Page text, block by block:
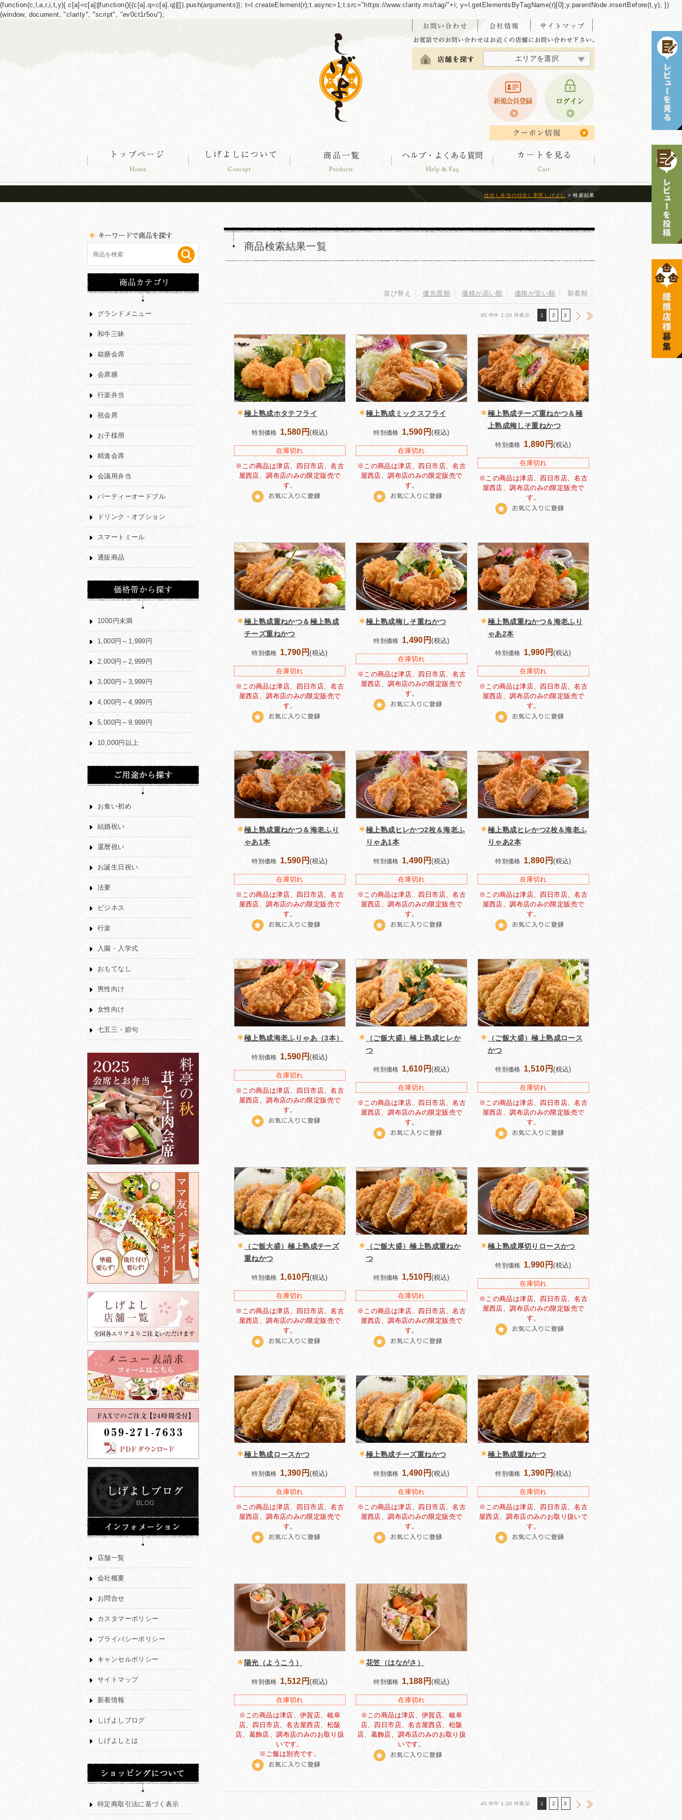
(function(c,l,a,r,i,t,y){ c[a]=c[a]||function(){(c[a].q=c[a].q||[]).push(arguments)}; t=l.createElement(r);t.async=1;t.src="https://www.clarity.ms/tag/"+i; y=l.getElementsByTagName(r)[0];y.parentNode.insertBefore(t,y); })
(window, document, "clarity", "script", "ev0ct1r5ou");
エリアを選択
北海道エリア
東北エリア
関東エリア
東海・北陸エリア
関西エリア
中四国エリア
九州エリア
沖縄エリア
仕出し弁当の仕出し割烹しげよし > 検索結果
グランドメニュー
和牛三昧
箱膳会席
会席膳
行楽弁当
祝会席
お子様用
精進会席
会議用弁当
パーティーオードブル
ドリンク・オプション
スマートミール
通販商品
1000円未満
1,000円～1,999円
2,000円～2,999円
3,000円～3,999円
4,000円～4,999円
5,000円～9,999円
10,000円以上
お食い初め
結婚祝い
還暦祝い
お誕生日祝い
法要
ビジネス
行楽
入園・入学式
おもてなし
男性向け
女性向け
七五三・節句
店舗一覧
会社概要
お問合せ
カスタマーポリシー
プライバシーポリシー
キャンセルポリシー
サイトマップ
新着情報
しげよしブログ
しげよしとは
特定商取引法に基づく表示
商品検索結果一覧
並び替え 優先度順 価格が高い順 価格が安い順 新着順
45 件中 1-20 件表示 1 2 3
極上熟成ホタテフライ
特別価格 1,580円(税込)
在庫切れ
※この商品は津店、四日市店、名古
屋西店、調布店のみの限定販売で
す。
極上熟成ミックスフライ
特別価格 1,590円(税込)
在庫切れ
※この商品は津店、四日市店、名古
屋西店、調布店のみの限定販売で
す。
極上熟成チーズ重ねかつ＆極
上熟成梅しそ重ねかつ
特別価格 1,890円(税込)
在庫切れ
※この商品は津店、四日市店、名古
屋西店、調布店のみの限定販売で
す。
極上熟成重ねかつ＆極上熟成
チーズ重ねかつ
特別価格 1,790円(税込)
在庫切れ
※この商品は津店、四日市店、名古
屋西店、調布店のみの限定販売で
す。
極上熟成梅しそ重ねかつ
特別価格 1,490円(税込)
在庫切れ
※この商品は津店、四日市店、名古
屋西店、調布店のみの限定販売で
す。
極上熟成重ねかつ＆海老ふり
ゃあ2本
特別価格 1,990円(税込)
在庫切れ
※この商品は津店、四日市店、名古
屋西店、調布店のみの限定販売で
す。
極上熟成重ねかつ＆海老ふり
ゃあ1本
特別価格 1,590円(税込)
在庫切れ
※この商品は津店、四日市店、名古
屋西店、調布店のみの限定販売で
す。
極上熟成ヒレかつ2枚＆海老ふ
りゃあ1本
特別価格 1,490円(税込)
在庫切れ
※この商品は津店、四日市店、名古
屋西店、調布店のみの限定販売で
す。
極上熟成ヒレかつ2枚＆海老ふ
りゃあ2本
特別価格 1,890円(税込)
在庫切れ
※この商品は津店、四日市店、名古
屋西店、調布店のみの限定販売で
す。
極上熟成海老ふりゃあ（3本）
特別価格 1,590円(税込)
在庫切れ
※この商品は津店、四日市店、名古
屋西店、調布店のみの限定販売で
す。
（ご飯大盛）極上熟成ヒレか
つ
特別価格 1,610円(税込)
在庫切れ
※この商品は津店、四日市店、名古
屋西店、調布店のみの限定販売で
す。
（ご飯大盛）極上熟成ロース
かつ
特別価格 1,510円(税込)
在庫切れ
※この商品は津店、四日市店、名古
屋西店、調布店のみの限定販売で
す。
（ご飯大盛）極上熟成チーズ
重ねかつ
特別価格 1,610円(税込)
在庫切れ
※この商品は津店、四日市店、名古
屋西店、調布店のみの限定販売で
す。
（ご飯大盛）極上熟成重ねか
つ
特別価格 1,510円(税込)
在庫切れ
※この商品は津店、四日市店、名古
屋西店、調布店のみの限定販売で
す。
極上熟成厚切りロースかつ
特別価格 1,990円(税込)
在庫切れ
※この商品は津店、四日市店、名古
屋西店、調布店のみの限定販売で
す。
極上熟成ロースかつ
特別価格 1,390円(税込)
在庫切れ
※この商品は津店、四日市店、名古
屋西店、調布店のみの限定販売で
す。
極上熟成チーズ重ねかつ
特別価格 1,490円(税込)
在庫切れ
※この商品は津店、四日市店、名古
屋西店、調布店のみの限定販売で
す。
極上熟成重ねかつ
特別価格 1,390円(税込)
在庫切れ
※この商品は津店、四日市店、名古
屋西店、調布店のみのお取り扱いで
す。
陽光（ようこう）
特別価格 1,512円(税込)
在庫切れ
※この商品は津店、伊賀店、岐阜
店、四日市店、名古屋西店、松阪
店、葛飾店、調布店のみのお取り扱
いです。
※ご飯は別売です。
花笠（はながさ）
特別価格 1,188円(税込)
在庫切れ
※この商品は津店、伊賀店、岐阜
店、四日市店、名古屋西店、松阪
店、葛飾店、調布店のみのお取り扱
いです。
45 件中 1-20 件表示 1 2 3